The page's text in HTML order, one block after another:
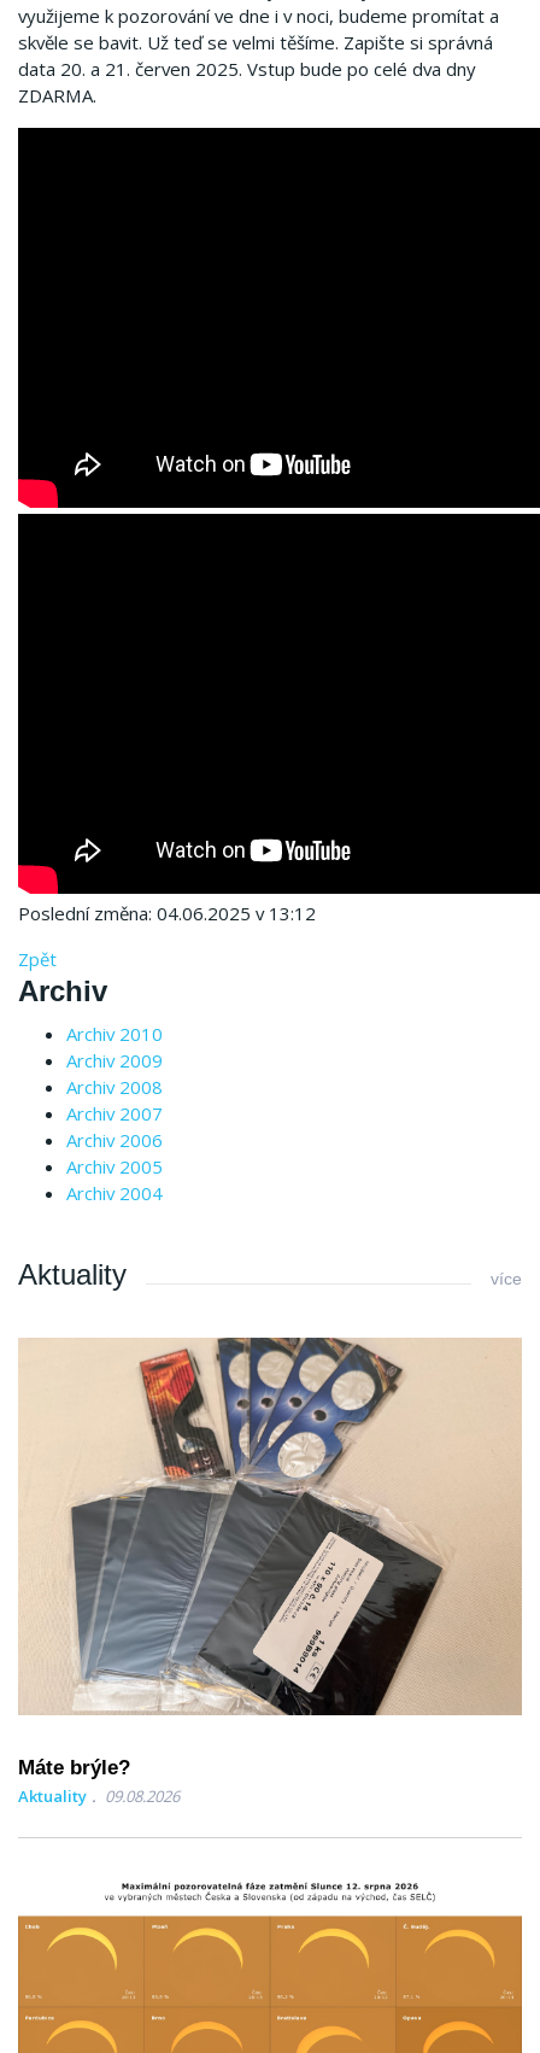
využijeme k pozorování ve dne i v noci, budeme promítat a
skvěle se bavit. Už teď se velmi těšíme. Zapište si správná
data 20. a 21. červen 2025. Vstup bude po celé dva dny
ZDARMA.
Poslední změna: 04.06.2025 v 13:12
Zpět
Archiv
Archiv 2010
Archiv 2009
Archiv 2008
Archiv 2007
Archiv 2006
Archiv 2005
Archiv 2004
Aktuality více
Máte brýle?
Aktuality 09.08.2026